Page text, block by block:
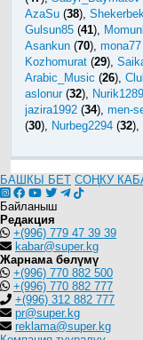
AzaSu (38),
Gulsun85 (41),
Asankun (70), mona77
Kozhomurat (29),
Arabic_Music (26),
aslonur(32), Nurik1289
jazira1992 (34), men-
(30), Nurbeg2294 (32),
БАШКЫ БЕТ СОҢКУ
Байланыш
Редакция
+(996) 779 47 39 39
kabar@super.kg
Жарнама бөлүмү
+(996) 770 882 500
+(996) 770 882 777
+(996) 312 882 777
pr@super.kg
reklama@super.kg